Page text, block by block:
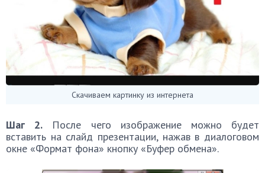
Скачиваем картинку из интернета
Шаг 2. После чего изображение можно будет
вставить на слайд презентации, нажав в диалоговом
окне «Формат фона» кнопку «Буфер обмена».